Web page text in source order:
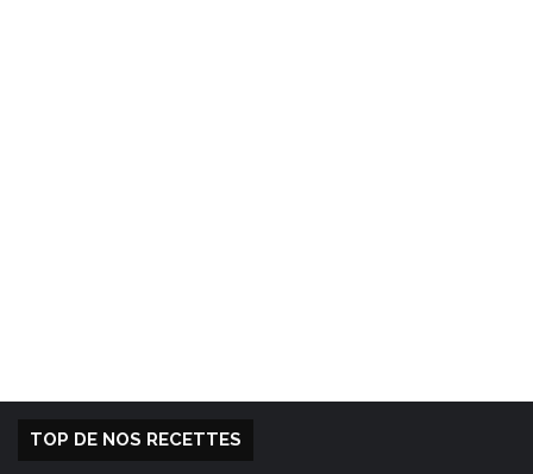
TOP DE NOS RECETTES